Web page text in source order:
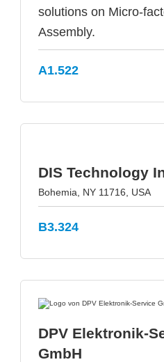
solutions on Micro-
Assembly.
A1.522
DIS Technology
Bohemia, NY 11716, USA
B3.324
DPV Elektronik-
GmbH